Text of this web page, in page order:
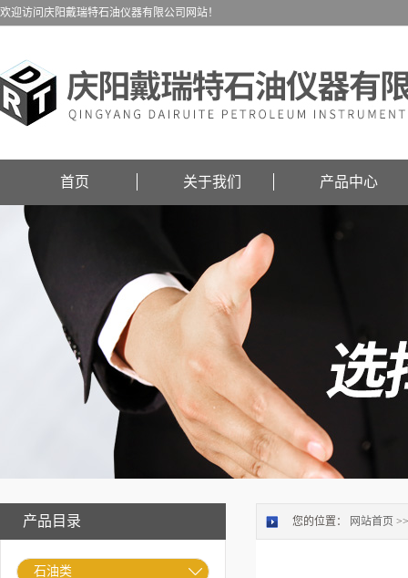
欢迎访问庆阳戴瑞特石油仪器有限公司网站！
首页 关于我们 产品中心
产品目录
石油类
您的位置： 网站首页